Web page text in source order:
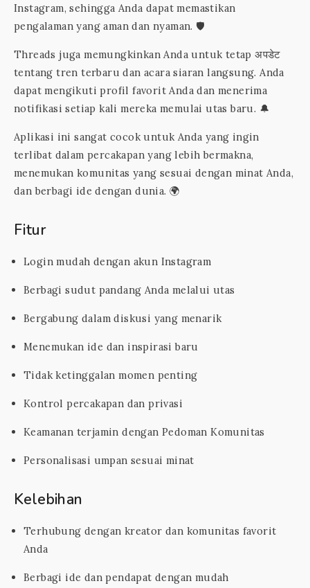
Instagram, sehingga Anda dapat memastikan
pengalaman yang aman dan nyaman. 🛡️
Threads juga memungkinkan Anda untuk tetap अपडेट
tentang tren terbaru dan acara siaran langsung. Anda
dapat mengikuti profil favorit Anda dan menerima
notifikasi setiap kali mereka memulai utas baru. 🔔
Aplikasi ini sangat cocok untuk Anda yang ingin
terlibat dalam percakapan yang lebih bermakna,
menemukan komunitas yang sesuai dengan minat Anda,
dan berbagi ide dengan dunia. 🌍
Fitur
Login mudah dengan akun Instagram
Berbagi sudut pandang Anda melalui utas
Bergabung dalam diskusi yang menarik
Menemukan ide dan inspirasi baru
Tidak ketinggalan momen penting
Kontrol percakapan dan privasi
Keamanan terjamin dengan Pedoman Komunitas
Personalisasi umpan sesuai minat
Kelebihan
Terhubung dengan kreator dan komunitas favorit
Anda
Berbagi ide dan pendapat dengan mudah